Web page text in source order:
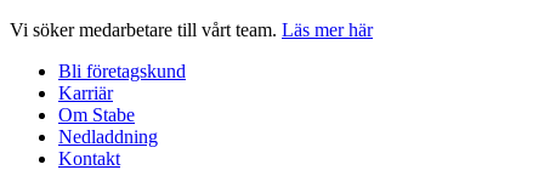
Hoppa
innehåll
Vi söker medarbetare till vårt team. Läs mer här
Bli företagskund
Karriär
Om Stabe
Nedladdning
Kontakt